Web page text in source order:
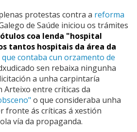
protestas contra a reforma
de Saúde iniciou os trámites
coa lenda "hospital
tantos hospitais da área da
contaba cun orzamento de
sen rebaixa ningunha
a unha carpintaría
Arteixo entre críticas da
o que consideraba unha
fronte ás críticas á xestión
vía da propaganda.